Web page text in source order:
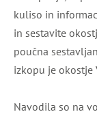
kuliso in
in sestavite
poučna
izkopu je
Navodila so na